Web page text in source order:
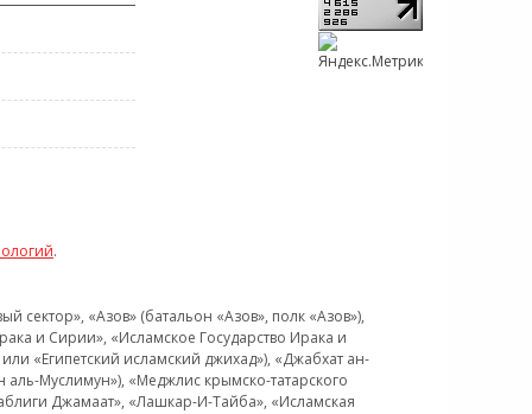
.
«Азов» (батальон «Азов», полк «Азов»),
и Сирии», «Исламское Государство Ирака и
«Египетский исламский джихад»), «Джабхат ан-
Муслимун»), «Меджлис крымско-татарского
Джамаат», «Лашкар-И-Тайба», «Исламская